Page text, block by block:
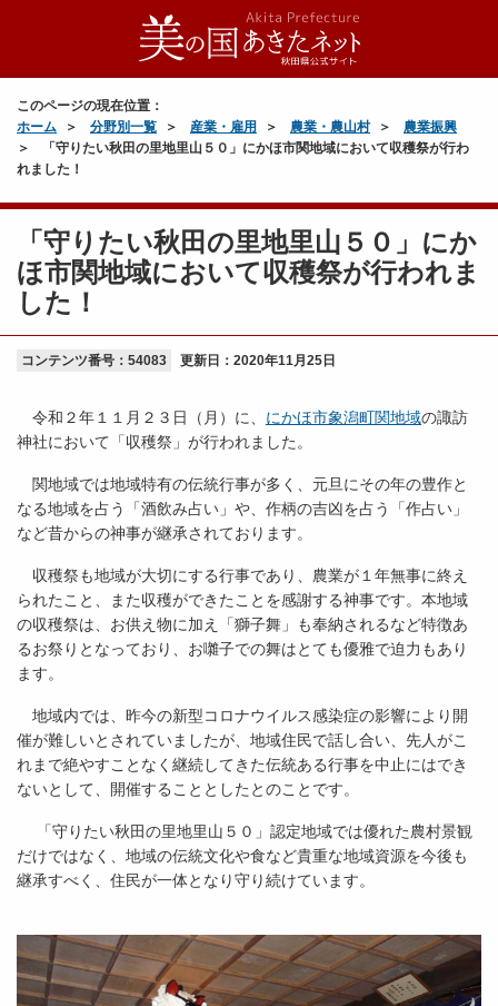
このページの現在位置：
ホーム
分野別一覧 産業・雇用 農業・農山村
農業振興
「守りたい秋田の里地里山５０」にかほ市関地域において収穫祭が行わ
れました！
「守りたい秋田の里地里山５０」にか
ほ市関地域において収穫祭が行われま
した！
コンテンツ番号：54083 更新日： 2020年11月25日
令和２年１１月２３日（月）に、 にかほ市象潟町関地域の諏訪
神社において「収穫祭」が行われました。
関地域では地域特有の伝統行事が多く、元旦にその年の豊作と
なる地域を占う「酒飲み占い」や、作柄の吉凶を占う「作占い」
など昔からの神事が継承されております。
収穫祭も地域が大切にする行事であり、農業が１年無事に終え
られたこと、また収穫ができたことを感謝する神事です。本地域
の収穫祭は、お供え物に加え「獅子舞」も奉納されるなど特徴あ
るお祭りとなっており、お囃子での舞はとても優雅で迫力もあり
ます。
地域内では、昨今の新型コロナウイルス感染症の影響により開
催が難しいとされていましたが、地域住民で話し合い、先人がこ
れまで絶やすことなく継続してきた伝統ある行事を中止にはでき
ないとして、開催することとしたとのことです。
「守りたい秋田の里地里山５０」認定地域では優れた農村景観
だけではなく、地域の伝統文化や食など貴重な地域資源を今後も
継承すべく、住民が一体となり守り続けています。